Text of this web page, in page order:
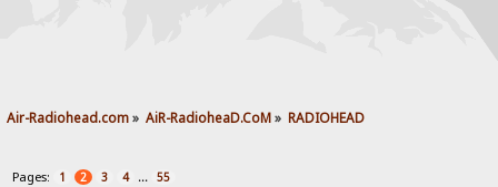
Air-Radiohead.com» AiR-RadioheaD.CoM» RADIOHEAD
Pages: 1 2 3 4 ... 55